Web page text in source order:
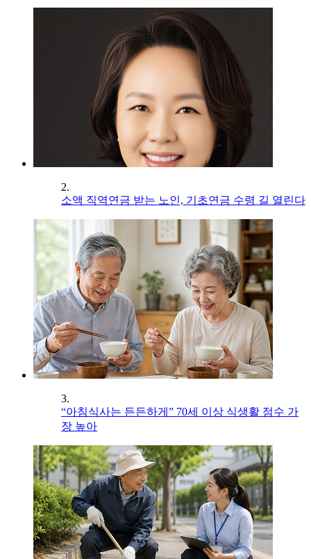
2.
소액 직역연금 받는 노인, 기초연금 수령 길 열린다
3.
“아침식사는 든든하게” 70세 이상 식생활 점수 가
장 높아